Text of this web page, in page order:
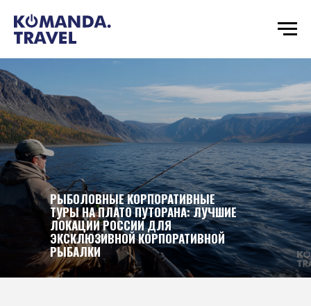
РЫБОЛОВНЫЕ КОРПОРАТИВНЫЕ
ТУРЫ НА ПЛАТО ПУТОРАНА: ЛУЧШИЕ
ЛОКАЦИИ РОССИИ ДЛЯ
ЭКСКЛЮЗИВНОЙ КОРПОРАТИВНОЙ
РЫБАЛКИ